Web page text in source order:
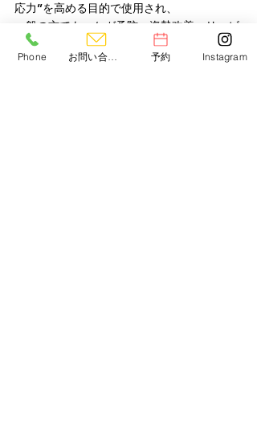
応力”を高める目的で使用され、
一般の方でも、ケガ予防・姿勢改善・リハビ
リ目的に最適です。
Phone お問い合わせ 予約 Instagram